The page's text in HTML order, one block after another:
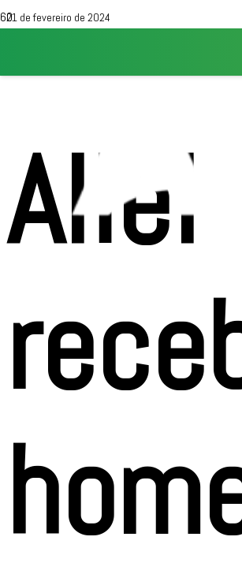
21 de fevereiro de 2024
Aliel